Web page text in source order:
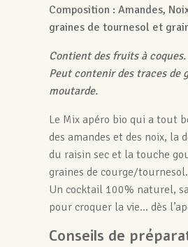
Composition : Amandes,
graines de tournesol et
Contient des fruits à coques.
Peut contenir des traces de
moutarde.
Le Mix apéro bio qui a tout
des amandes et des noix, la
du raisin sec et la touche
graines de courge/tournesol.
Un cocktail 100% naturel,
pour croquer la vie… dès
Conseils de